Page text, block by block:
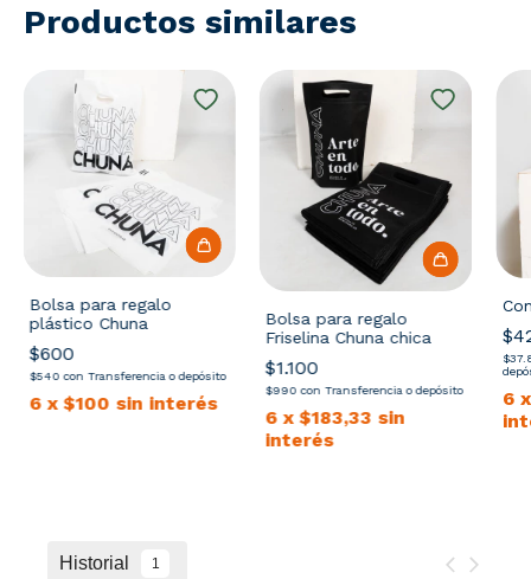
Productos similares
Bolsa para regalo
plástico Chuna
$600
$540con Transferencia o depósito
6 x$100 sin interés
Bolsa para regalo
Friselina Chuna chica
$1.100
$990con Transferencia o depósito
6 x$183,33 sin
interés
6